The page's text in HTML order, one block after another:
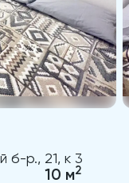
б-р., 21, к 3
10 м2